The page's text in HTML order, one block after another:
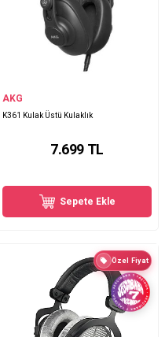
AKG
K361 Kulak Üstü Kulaklık
7.699 TL
Sepete Ekle
Özel Fiyat